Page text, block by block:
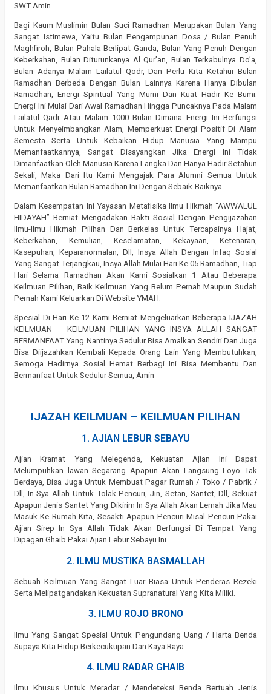
SWT Amin.
Bagi Kaum Muslimin Bulan Suci Ramadhan Merupakan Bulan Yang
Sangat Istimewa, Yaitu Bulan Pengampunan Dosa / Bulan Penuh
Maghfiroh, Bulan Pahala Berlipat Ganda, Bulan Yang Penuh Dengan
Keberkahan, Bulan Diturunkanya Al Qur’an, Bulan Terkabulnya Do’a,
Bulan Adanya Malam Lailatul Qodr, Dan Perlu Kita Ketahui Bulan
Ramadhan Berbeda Dengan Bulan Lainnya Karena Hanya Dibulan
Ramadhan, Energi Spiritual Yang Murni Dan Kuat Hadir Ke Bumi.
Energi Ini Mulai Dari Awal Ramadhan Hingga Puncaknya Pada Malam
Lailatul Qadr Atau Malam 1000 Bulan Dimana Energi Ini Berfungsi
Untuk Menyeimbangkan Alam, Memperkuat Energi Positif Di Alam
Semesta Serta Untuk Kebaikan Hidup Manusia Yang Mampu
Memanfaatkannya, Sangat Disayangkan Jika Energi Ini Tidak
Dimanfaatkan Oleh Manusia Karena Langka Dan Hanya Hadir Setahun
Sekali, Maka Dari Itu Kami Mengajak Para Alumni Semua Untuk
Memanfaatkan Bulan Ramadhan Ini Dengan Sebaik-Baiknya.
Dalam Kesempatan Ini Yayasan Metafisika Ilmu Hikmah “AWWALUL
HIDAYAH” Berniat Mengadakan Bakti Sosial Dengan Pengijazahan
Ilmu-Ilmu Hikmah Pilihan Dan Berkelas Untuk Tercapainya Hajat,
Keberkahan, Kemulian, Keselamatan, Kekayaan, Ketenaran,
Kasepuhan, Keparanormalan, Dll, Insya Allah Dengan Infaq Sosial
Yang Sangat Terjangkau, Insya Allah Mulai Hari Ke 05 Ramadhan, Tiap
Hari Selama Ramadhan Akan Kami Sosialkan 1 Atau Beberapa
Keilmuan Pilihan, Baik Keilmuan Yang Belum Pernah Maupun Sudah
Pernah Kami Keluarkan Di Website YMAH.
Spesial Di Hari Ke 12 Kami Berniat Mengeluarkan Beberapa IJAZAH
KEILMUAN – KEILMUAN PILIHAN YANG INSYA ALLAH SANGAT
BERMANFAAT Yang Nantinya Sedulur Bisa Amalkan Sendiri Dan Juga
Bisa Diijazahkan Kembali Kepada Orang Lain Yang Membutuhkan,
Semoga Hadirnya Sosial Hemat Berbagi Ini Bisa Membantu Dan
Bermanfaat Untuk Sedulur Semua, Amin
=======================================================
IJAZAH KEILMUAN – KEILMUAN PILIHAN
1. AJIAN LEBUR SEBAYU
Ajian Kramat Yang Melegenda, Kekuatan Ajian Ini Dapat
Melumpuhkan lawan Segarang Apapun Akan Langsung Loyo Tak
Berdaya, Bisa Juga Untuk Membuat Pagar Rumah / Toko / Pabrik /
Dll, In Sya Allah Untuk Tolak Pencuri, Jin, Setan, Santet, Dll, Sekuat
Apapun Jenis Santet Yang Dikirim In Sya Allah Akan Lemah Jika Mau
Masuk Ke Rumah Kita, Sesakti Apapun Pencuri Misal Pencuri Pakai
Ajian Sirep In Sya Allah Tidak Akan Berfungsi Di Tempat Yang
Dipagari Ghaib Pakai Ajian Lebur Sebayu Ini.
2. ILMU MUSTIKA BASMALLAH
Sebuah Keilmuan Yang Sangat Luar Biasa Untuk Penderas Rezeki
Serta Melipatgandakan Kekuatan Supranatural Yang Kita Miliki.
3. ILMU ROJO BRONO
Ilmu Yang Sangat Spesial Untuk Pengundang Uang / Harta Benda
Supaya Kita Hidup Berkecukupan Dan Kaya Raya
4. ILMU RADAR GHAIB
Ilmu Khusus Untuk Meradar / Mendeteksi Benda Bertuah Jenis